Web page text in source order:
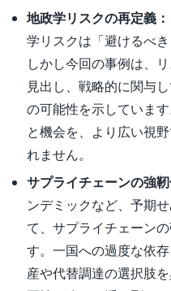
地政学リスクの再定義：
学リスクは「避けるべ
しかし今回の事例は、
見出し、戦略的に関与
の可能性を示していま
と機会を、より広い視
れません。
サプライチェーンの強
ンデミックなど、予期
て、サプライチェーン
す。一国への過度な依
産や代替調達の選択肢